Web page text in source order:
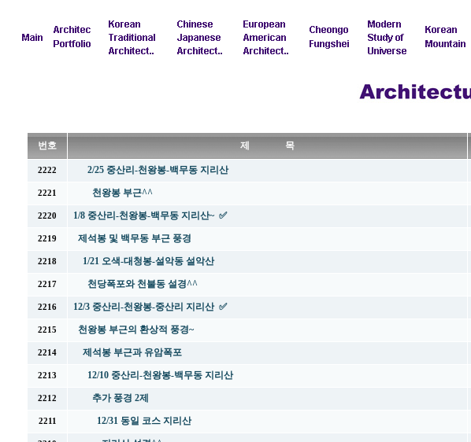
번호
제 목
2222 2/25 중산리-천왕봉-백무동 지리산
2221 천왕봉 부근^^
2220 1/8 중산리-천왕봉-백무동 지리산~ ✅
2219 제석봉 및 백무동 부근 풍경
2218 1/21 오색-대청봉-설악동 설악산
2217 천당폭포와 천불동 설경^^
2216 12/3 중산리-천왕봉-중산리 지리산 ✅
2215 천왕봉 부근의 환상적 풍경~
2214 제석봉 부근과 유암폭포
2213 12/10 중산리-천왕봉-백무동 지리산
2212 추가 풍경 2제
2211 12/31 동일 코스 지리산